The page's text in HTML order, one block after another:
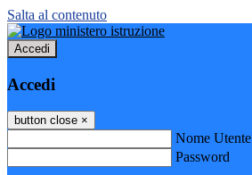
Salta al contenuto
Accedi
Accedi
button close ×
Nome Utente
Password